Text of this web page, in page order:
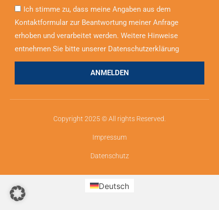
Ich stimme zu, dass meine Angaben aus dem
Kontaktformular zur Beantwortung meiner Anfrage
erhoben und verarbeitet werden. Weitere Hinweise
entnehmen Sie bitte unserer Datenschutzerklärung
ANMELDEN
Copyright 2025 © All rights Reserved.
Impressum
Datenschutz
Deutsch